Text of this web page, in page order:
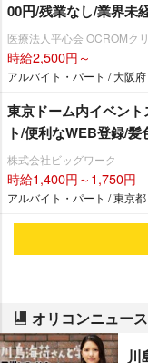
00円/残業なし/業界未
医療法人平心会 OCROMク
時給2,500円～
アルバイト・パート / 大阪府
東京ドーム内イベン
ト/便利なWEB登録/髪
株式会社ビッグワーク
時給1,400円～1,750円
アルバイト・パート / 東京都
オリコンニュー
川